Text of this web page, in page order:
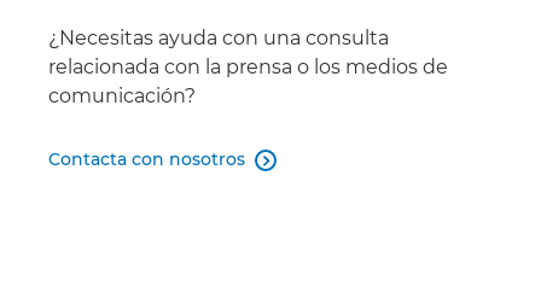
¿Necesitas ayuda con una consulta
relacionada con la prensa o los medios de
comunicación?
Contacta con nosotros 